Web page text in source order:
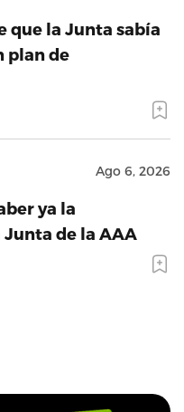
que la Junta sabía
plan de
Ago 6, 2026
ya la
de la AAA